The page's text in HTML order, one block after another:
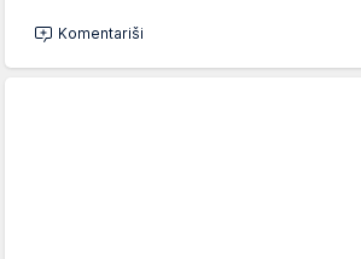
Komentariši